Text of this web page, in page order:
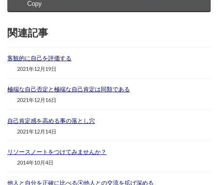
Copy
関連記事
客観的に自己を評価する
2021年12月19日
極端な自己否定と極端な自己肯定は同類である
2021年12月16日
自己肯定感を高める事の落とし穴
2021年12月14日
リソースノートをつけてみませんか？
2014年10月4日
他人と自分を正確に比べる④他人との交流を拡げ深める